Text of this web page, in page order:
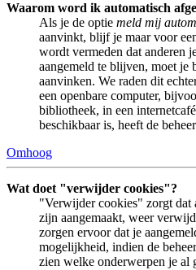
Waarom word ik automatisch
Als je de optie meld mij
aanvinkt, blijf je maar voor
wordt vermeden dat anderen
aangemeld te blijven, moet je
aanvinken. We raden dit
een openbare computer,
bibliotheek, in een
beschikbaar is, heeft de
Omhoog
Wat doet "verwijder cookies"?
"Verwijder cookies" zorgt
zijn aangemaakt, weer
zorgen ervoor dat je
mogelijkheid, indien de
zien welke onderwerpen je al